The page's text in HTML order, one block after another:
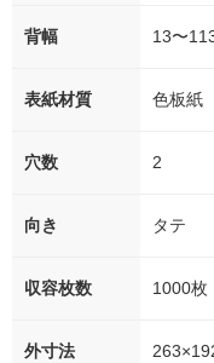
背幅 13〜
表紙材質 色板紙
穴数 2
向き タテ
収容枚数 1000枚
外寸法